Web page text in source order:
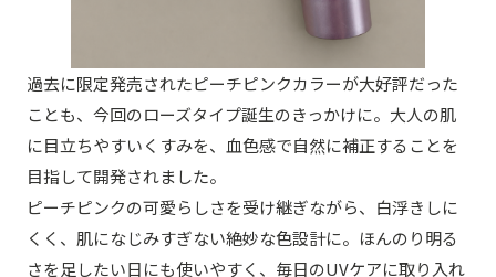
過去に限定発売されたピーチピンクカラーが大好評だった
ことも、今回のローズタイプ誕生のきっかけに。大人の肌
に目立ちやすいくすみを、血色感で自然に補正することを
目指して開発されました。
ピーチピンクの可愛らしさを受け継ぎながら、白浮きしに
くく、肌になじみすぎない絶妙な色設計に。ほんのり明る
さを足したい日にも使いやすく、毎日のUVケアに取り入れ